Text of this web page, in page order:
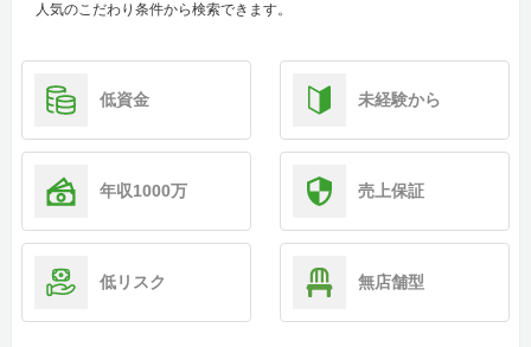
人気のこだわり条件から検索できます。
低資金 未経験から
年収1000万 売上保証
低リスク 無店舗型